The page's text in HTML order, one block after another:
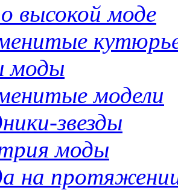
высокой моде
моды
модели
звезды
моды
на